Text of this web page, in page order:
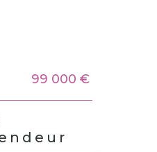
99 000 €